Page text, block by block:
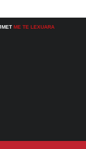
ME TE LEXUARA